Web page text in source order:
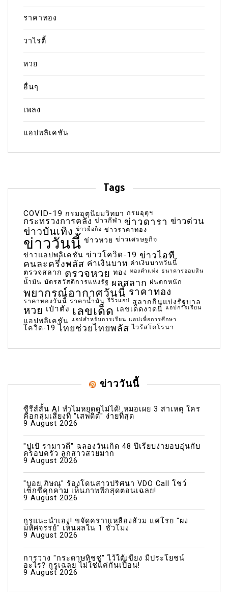
ราคาทอง
วาไรตี้
หวย
อื่นๆ
เพลง
แอปพลิเคชัน
Tags
COVID-19 กรมอุตุนิยมวิทยา กรมอุตุฯ
กระทรวงการคลัง ข่าวกีฬา ข่าวดารา ข่าวด่วน
ข่าวบันเทิง ข่าวมือถือ ข่าวราคาทอง
ข่าววันนี้ ข่าวหวย ข่าวเศรษฐกิจ
ข่าวแอปพลิเคชัน ข่าวโควิด-19 ข่าวไอที
คนละครึ่งพลัส ค่าเงินบาท ค่าเงินบาทวันนี้
ตรวจสลาก ตรวจหวย ทอง ทองคำแท่ง ธนาคารออมสิน
น้ำมัน บัตรสวัสดิการแห่งรัฐ ผลสลาก ฝนตกหนัก
พยากรณ์อากาศวันนี้ ราคาทอง
ราคาทองวันนี้ ราคาน้ำมัน รีวิวแอป สลากกินแบ่งรัฐบาล
หวย เป๋าตัง เลขเด็ด เลขเด็ดงวดนี้ แอปการเรียน
แอปพลิเคชัน แอปสำหรับการเรียน แอปเพื่อการศึกษา
โควิด-19 ไทยช่วยไทยพลัส ไวรัสโคโรนา
ข่าววันนี้
ซีรีส์สั้น AI ทำไมหยุดดูไม่ได้! หมอเผย 3 สาเหตุ ใคร
คือกลุ่มเสี่ยงที่ "เสพติด" ง่ายที่สุด
9 August 2026
"ปูเป้ รามาวดี" ฉลองวันเกิด 48 ปีเรียบง่ายอบอุ่นกับ
ครอบครัว ลูกสาวสวยมาก
9 August 2026
"บอย ภิษณุ" ร้องโดนสาวปริศนา VDO Call โชว์
เซ็กซี่คุกคาม เห็นภาพพีกสุดตอนเฉลย!
9 August 2026
กูรูแนะนำเอง! ขจัดคราบเหลืองส้วม แค่โรย "ผง
มหัศจรรย์" เห็นผลใน 1 ชั่วโมง
9 August 2026
การวาง "กระดาษทิชชู่" ไว้ใต้เขียง มีประโยชน์
อะไร? กูรูเฉลย ไม่ใช่แค่กันเปื้อน!
9 August 2026